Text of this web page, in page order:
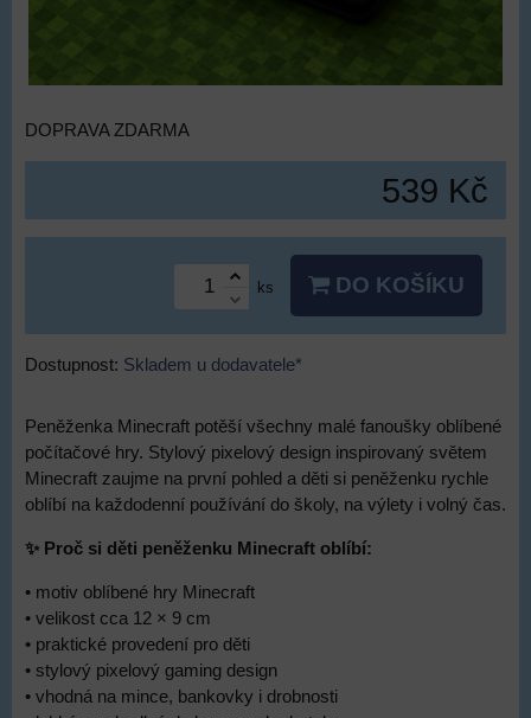
DOPRAVA ZDARMA
539 Kč
ks DO KOŠÍKU
Dostupnost: Skladem u dodavatele*
Peněženka Minecraft potěší všechny malé fanoušky oblíbené
počítačové hry. Stylový pixelový design inspirovaný světem
Minecraft zaujme na první pohled a děti si peněženku rychle
oblíbí na každodenní používání do školy, na výlety i volný čas.
✨ Proč si děti peněženku Minecraft oblíbí:
• motiv oblíbené hry Minecraft
• velikost cca 12 × 9 cm
• praktické provedení pro děti
• stylový pixelový gaming design
• vhodná na mince, bankovky i drobnosti